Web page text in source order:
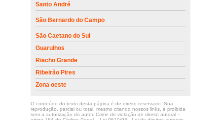
Santo André
São Bernardo do Campo
São Caetano do Sul
Guarulhos
Riacho Grande
Ribeirão Pires
Zona oeste
O conteúdo do texto desta página é de direito reservado. Sua
reprodução, parcial ou total, mesmo citando nossos links, é proibida
sem a autorização do autor. Crime de violação de direito autoral –